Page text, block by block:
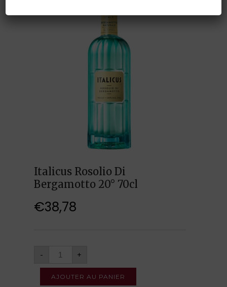
Italicus Rosolio Di
Bergamotto 20° 70cl
€38,78
- +
AJOUTER AU PANIER